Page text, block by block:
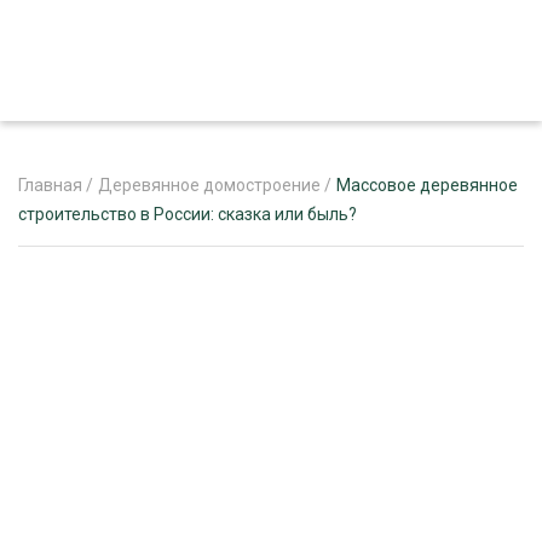
Главная / Деревянное домостроение / Массовое деревянное
строительство в России: сказка или быль?